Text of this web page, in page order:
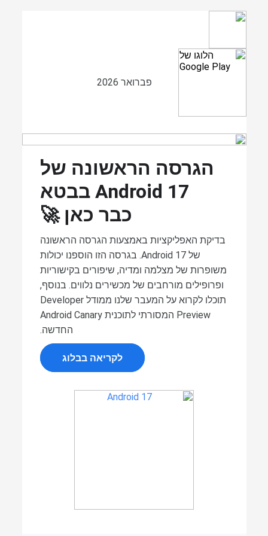
פברואר 2026
הגרסה הראשונה של
Android 17 בבטא
כבר כאן 🚀
בדיקת האפליקציות באמצעות הגרסה הראשונה
של Android 17. בגרסה הזו הוספנו יכולות
משופרות של מצלמה ומדיה, שיפורים בקישוריות
ופרופילים מורחבים של מכשירים נלווים. בנוסף,
תוכלו לקרוא על המעבר שלנו ממודל Developer
Preview המסורתי לתוכנית Android Canary
החדשה.
לקריאה בבלוג